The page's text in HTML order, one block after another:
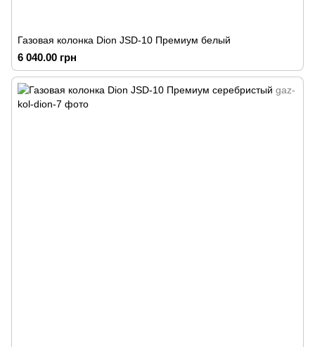
Газовая колонка Dion JSD-10 Премиум белый
6 040.00 грн